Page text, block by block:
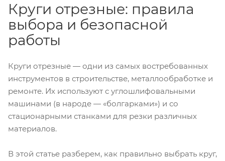
Круги отрезные: правила
выбора и безопасной
работы
Круги отрезные — одни из самых востребованных
инструментов в строительстве, металлообработке и
ремонте. Их используют с углошлифовальными
машинами (в народе — «болгарками») и со
стационарными станками для резки различных
материалов.
В этой статье разберем, как правильно выбрать круг,